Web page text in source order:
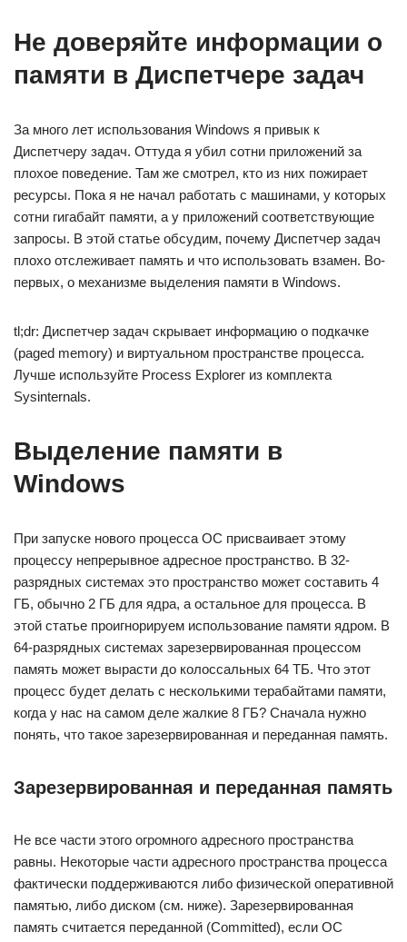
Не доверяйте информации о
памяти в Диспетчере задач
За много лет использования Windows я привык к
Диспетчеру задач. Оттуда я убил сотни приложений за
плохое поведение. Там же смотрел, кто из них пожирает
ресурсы. Пока я не начал работать с машинами, у которых
сотни гигабайт памяти, а у приложений соответствующие
запросы. В этой статье обсудим, почему Диспетчер задач
плохо отслеживает память и что использовать взамен. Во-
первых, о механизме выделения памяти в Windows.
tl;dr: Диспетчер задач скрывает информацию о подкачке
(paged memory) и виртуальном пространстве процесса.
Лучше используйте Process Explorer из комплекта
Sysinternals.
Выделение памяти в
Windows
При запуске нового процесса ОС присваивает этому
процессу непрерывное адресное пространство. В 32-
разрядных системах это пространство может составить 4
ГБ, обычно 2 ГБ для ядра, а остальное для процесса. В
этой статье проигнорируем использование памяти ядром. В
64-разрядных системах зарезервированная процессом
память может вырасти до колоссальных 64 ТБ. Что этот
процесс будет делать с несколькими терабайтами памяти,
когда у нас на самом деле жалкие 8 ГБ? Сначала нужно
понять, что такое зарезервированная и переданная память.
Зарезервированная и переданная память
Не все части этого огромного адресного пространства
равны. Некоторые части адресного пространства процесса
фактически поддерживаются либо физической оперативной
памятью, либо диском (см. ниже). Зарезервированная
память считается переданной (Committed), если ОС